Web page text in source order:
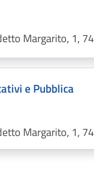
Margarito, 1,
e Pubblica
Margarito, 1,